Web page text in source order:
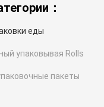
：
еды
упаковывая Rolls
пакеты